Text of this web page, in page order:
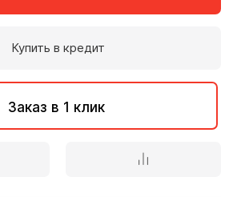
Купить в кредит
Заказ в 1 клик